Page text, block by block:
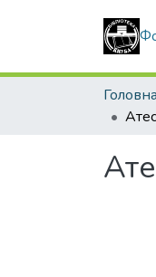
Головна